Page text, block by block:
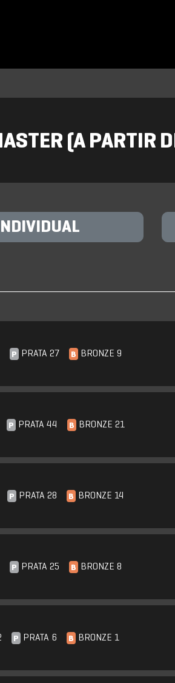
(A PARTIR
P PRATA 27 B BRONZE 9
P PRATA 44 B BRONZE 21
P PRATA 28 B BRONZE 14
P PRATA 25 B BRONZE 8
P PRATA 6 B BRONZE 1